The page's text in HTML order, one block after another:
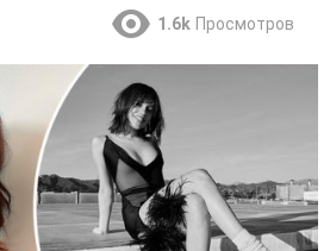
1.6k Просмотров